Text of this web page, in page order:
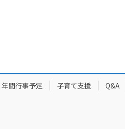
年間行事予定 子育て支援 Q&A